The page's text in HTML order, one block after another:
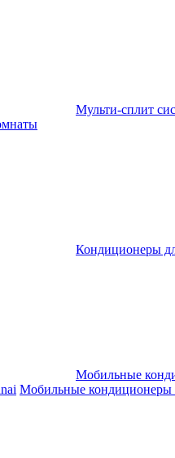
Мульти-сплит
Кондиционеры
Мобильные
Мобильные кондиционеры